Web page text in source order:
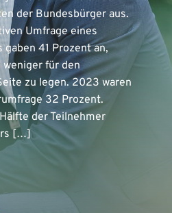
der Bundesbürger aus.
Umfrage eines
41 Prozent an,
für den
zu legen. 2023 waren
32 Prozent.
der Teilnehmer
[…]